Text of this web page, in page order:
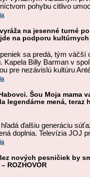
pohybu citlivo
na jesenné turné
na podporu
sa predá, tým väčší
Kapela Billy Barman v
pre nezávislú kultúru
Šou Moja mama
legendárne mená, teraz
ďalšiu generáciu
doplnia. Televízia JOJ
nových pesničiek by
ROZHOVOR